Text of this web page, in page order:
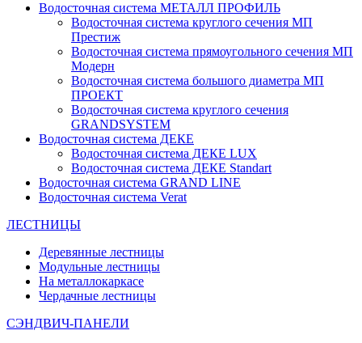
Водосточная система МЕТАЛЛ ПРОФИЛЬ
Водосточная система круглого сечения МП
Престиж
Водосточная система прямоугольного сечения МП
Модерн
Водосточная система большого диаметра МП
ПРОЕКТ
Водосточная система круглого сечения
GRANDSYSTEM
Водосточная система ДЕКЕ
Водосточная система ДЕКЕ LUX
Водосточная система ДЕКЕ Standart
Водосточная система GRAND LINE
Водосточная система Verat
ЛЕСТНИЦЫ
Деревянные лестницы
Модульные лестницы
На металлокаркасе
Чердачные лестницы
СЭНДВИЧ-ПАНЕЛИ